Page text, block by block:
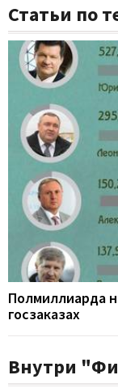
Статьи по
Полмиллиарда
госзаказах
Внутри